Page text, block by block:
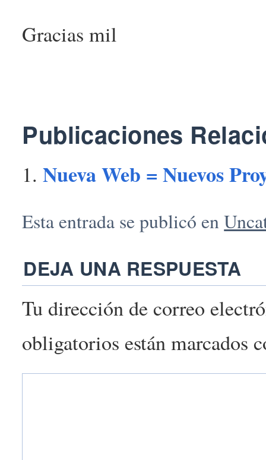
Gracias mil
Publicaciones
Nueva Web = Nuevos
Esta entrada se publicó en
DEJA UNA RESPUESTA
Tu dirección de correo
obligatorios están marcados